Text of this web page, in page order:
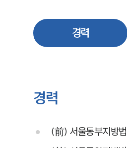
경력
경력
(前) 서울동부지방